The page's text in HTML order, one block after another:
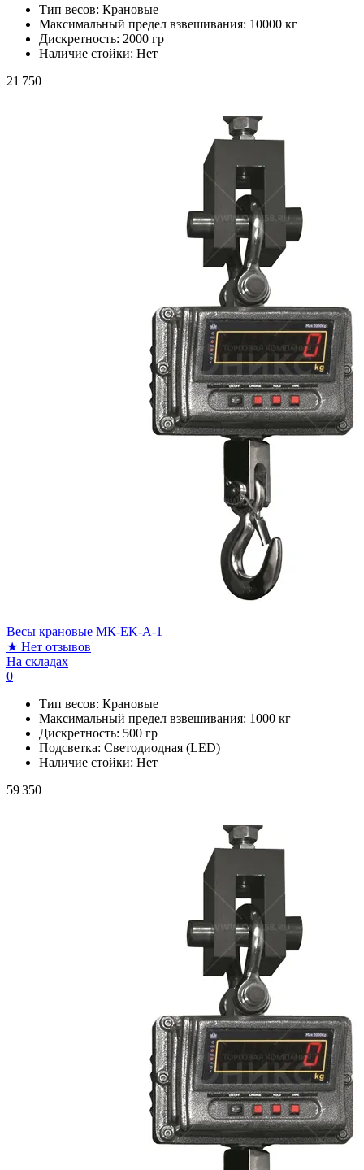
Тип весов: Крановые
Максимальный предел взвешивания: 10000 кг
Дискретность: 2000 гр
Наличие стойки: Нет
21 750
Весы крановые МК-EK-A-1
★ Нет отзывов
На складах
0
Тип весов: Крановые
Максимальный предел взвешивания: 1000 кг
Дискретность: 500 гр
Подсветка: Светодиодная (LED)
Наличие стойки: Нет
59 350